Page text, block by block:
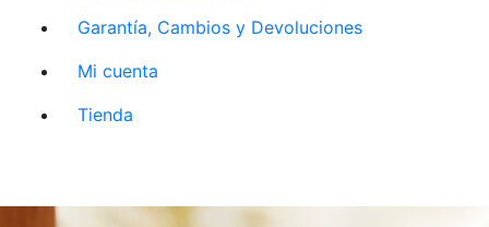
Garantía, Cambios y Devoluciones
Mi cuenta
Tienda